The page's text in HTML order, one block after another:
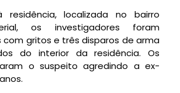
localizada no bairro
os investigadores foram
com gritos e três disparos de arma
do interior da residência. Os
o suspeito agredindo a ex-